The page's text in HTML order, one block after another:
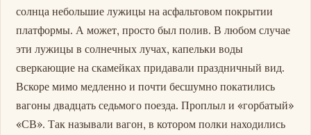
солнца небольшие лужицы на асфальтовом покрытии
платформы. А может, просто был полив. В любом случае
эти лужицы в солнечных лучах, капельки воды
сверкающие на скамейках придавали праздничный вид.
Вскоре мимо медленно и почти бесшумно покатились
вагоны двадцать седьмого поезда. Проплыл и «горбатый»
«СВ». Так называли вагон, в котором полки находились